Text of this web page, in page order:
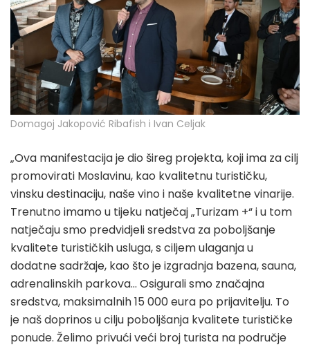
Domagoj Jakopović Ribafish i Ivan Celjak
„Ova manifestacija je dio šireg projekta, koji ima za cilj
promovirati Moslavinu, kao kvalitetnu turističku,
vinsku destinaciju, naše vino i naše kvalitetne vinarije.
Trenutno imamo u tijeku natječaj „Turizam +“ i u tom
natječaju smo predvidjeli sredstva za poboljšanje
kvalitete turističkih usluga, s ciljem ulaganja u
dodatne sadržaje, kao što je izgradnja bazena, sauna,
adrenalinskih parkova… Osigurali smo značajna
sredstva, maksimalnih 15 000 eura po prijavitelju. To
je naš doprinos u cilju poboljšanja kvalitete turističke
ponude. Želimo privući veći broj turista na područje